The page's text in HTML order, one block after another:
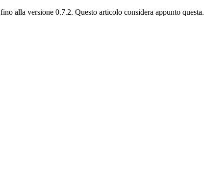
alla versione 0.7.2. Questo articolo considera appunto questa.